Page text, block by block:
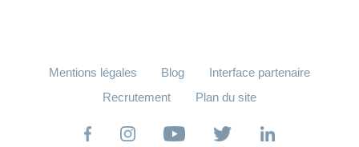
Mentions légales Blog
Interface partenaire
Recrutement
Plan du site